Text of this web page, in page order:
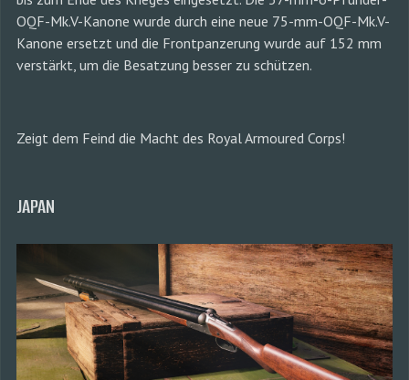
OQF-Mk.V-Kanone wurde durch eine neue 75-mm-OQF-Mk.V-
Kanone ersetzt und die Frontpanzerung wurde auf 152 mm
verstärkt, um die Besatzung besser zu schützen.
Zeigt dem Feind die Macht des Royal Armoured Corps!
JAPAN